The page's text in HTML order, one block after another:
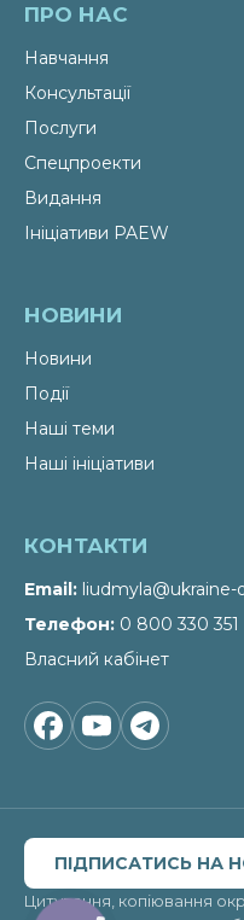
ПРО НАС
Навчання
Консультації
Послуги
Спецпроекти
Видання
Ініціативи PAEW
НОВИНИ
Новини
Події
Наші теми
Наші ініціативи
КОНТАКТИ
Email liudmyla@ukraine-
Телефон 0 800 330 351
Власний кабінет
ПІДПИСАТИСЬ НА
Цитування, копіювання